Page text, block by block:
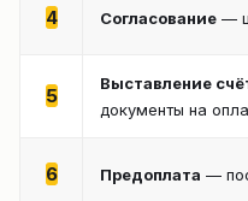
4 Согласование —
5
Выставление
документы на
6 Предоплата —